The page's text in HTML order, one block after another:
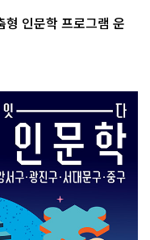
R
L
유
하
크
게
기 기
형 인문학 프로그램 운